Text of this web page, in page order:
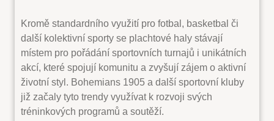
Kromě standardního využití pro fotbal, basketbal či
další kolektivní sporty se plachtové haly stávají
místem pro pořádání sportovních turnajů i unikátních
akcí, které spojují komunitu a zvyšují zájem o aktivní
životní styl. Bohemians 1905 a další sportovní kluby
již začaly tyto trendy využívat k rozvoji svých
tréninkových programů a soutěží.